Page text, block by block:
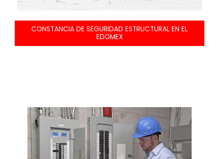
CONSTANCIA DE SEGURIDAD ESTRUCTURAL EN EL
EDOMEX